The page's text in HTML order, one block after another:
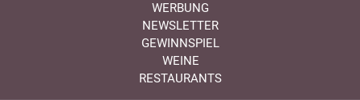
WERBUNG
NEWSLETTER
GEWINNSPIEL
WEINE
RESTAURANTS